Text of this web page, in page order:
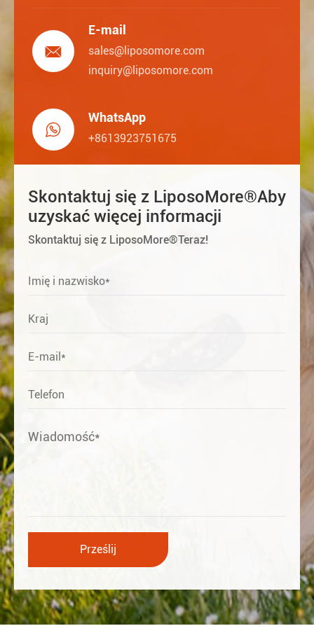

E-mail
sales@liposomore.com
inquiry@liposomore.com

WhatsApp
+8613923751675
Skontaktuj się z LiposoMore®Aby
uzyskać więcej informacji
Skontaktuj się z LiposoMore®Teraz!